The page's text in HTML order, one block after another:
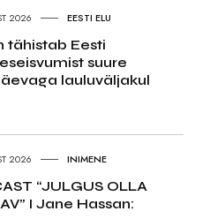
2026 EESTI ELU
tähistab Eesti
suure
lauluväljakul
2026 INIMENE
“JULGUS OLLA
I Jane Hassan: